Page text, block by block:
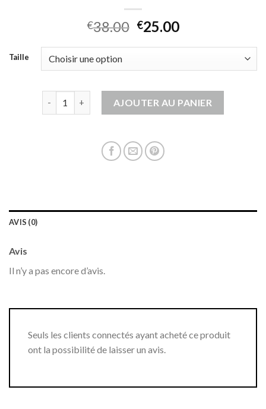
€38.00 €25.00
Taille
AJOUTER AU PANIER
AVIS (0)
Avis
Il n’y a pas encore d’avis.
Seuls les clients connectés ayant acheté ce produit
ont la possibilité de laisser un avis.